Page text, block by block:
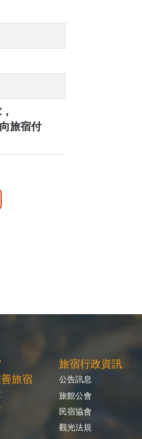
旅宿付
旅宿
旅宿行政資訊
公告訊息
旅館公會
民宿協會
觀光法規